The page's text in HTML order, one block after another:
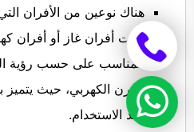
هناك نوعين من الأفران
كانت أفران غاز أو أفران
المناسب على حسب رؤية
الفرن الكهربي، حيث
عند الاستخدام.